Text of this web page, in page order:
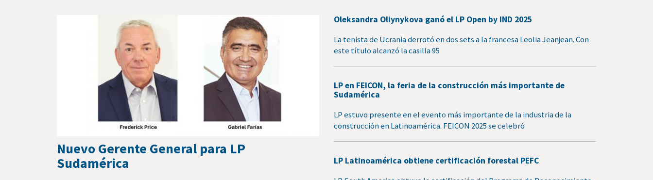
Nuevo Gerente General para LP
Sudamérica
Oleksandra Oliynykova ganó el LP Open by IND 2025
La tenista de Ucrania derrotó en dos sets a la francesa Leolia Jeanjean. Con
este título alcanzó la casilla 95
LP en FEICON, la feria de la construcción más importante de
Sudamérica
LP estuvo presente en el evento más importante de la industria de la
construcción en Latinoamérica. FEICON 2025 se celebró
LP Latinoamérica obtiene certificación forestal PEFC